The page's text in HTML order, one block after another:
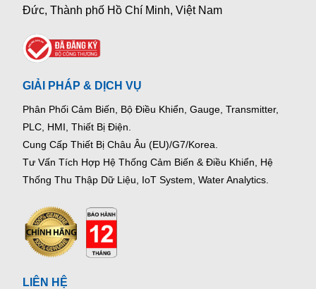
Đức, Thành phố Hồ Chí Minh, Việt Nam
GIẢI PHÁP & DỊCH VỤ
Phân Phối Cảm Biến, Bộ Điều Khiển, Gauge, Transmitter,
PLC, HMI, Thiết Bị Điện.
Cung Cấp Thiết Bị Châu Âu (EU)/G7/Korea.
Tư Vấn Tích Hợp Hệ Thống Cảm Biến & Điều Khiển, Hệ
Thống Thu Thập Dữ Liệu, IoT System, Water Analytics.
LIÊN HỆ